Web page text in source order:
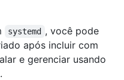
systemd , você pode
após incluir com
e gerenciar usando